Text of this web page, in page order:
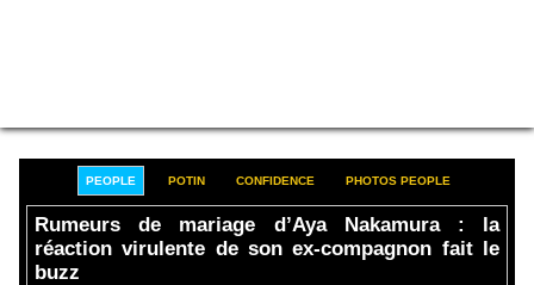
PEOPLE POTIN CONFIDENCE PHOTOS PEOPLE
Rumeurs de mariage d’Aya Nakamura : la
réaction virulente de son ex-compagnon fait le
buzz